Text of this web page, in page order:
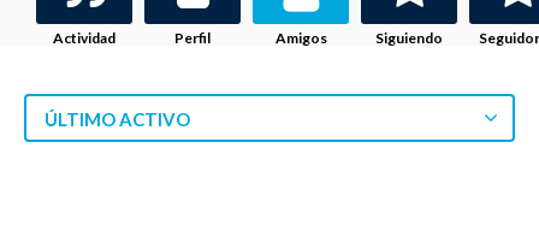
Actividad Perfil Amigos Siguiendo
ÚLTIMO ACTIVO